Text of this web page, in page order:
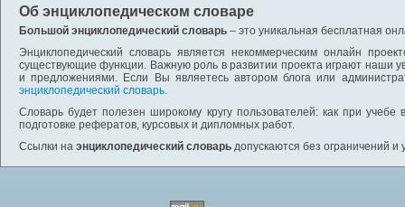
Об энциклопедическом словаре
Большой энциклопедический словарь – это уникальная бесплатная
Энциклопедический словарь является некоммерческим онлайн
существующие функции. Важную роль в развитии проекта играют наши
и предложениями. Если Вы являетесь автором блога или
энциклопедический словарь.
Словарь будет полезен широкому кругу пользователей: как при
подготовке рефератов, курсовых и дипломных работ.
Ссылки на энциклопедический словарь допускаются без ограничений и